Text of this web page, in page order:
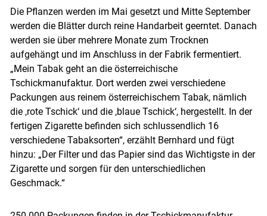
Die Pflanzen werden im Mai gesetzt und Mitte September
werden die Blätter durch reine Handarbeit geerntet. Danach
werden sie über mehrere Monate zum Trocknen
aufgehängt und im Anschluss in der Fabrik fermentiert.
„Mein Tabak geht an die österreichische
Tschickmanufaktur. Dort werden zwei verschiedene
Packungen aus reinem österreichischem Tabak, nämlich
die ,rote Tschick‘ und die ,blaue Tschick‘, hergestellt. In der
fertigen Zigarette befinden sich schlussendlich 16
verschiedene Tabaksorten“, erzählt Bernhard und fügt
hinzu: „Der Filter und das Papier sind das Wichtigste in der
Zigarette und sorgen für den unterschiedlichen
Geschmack.“